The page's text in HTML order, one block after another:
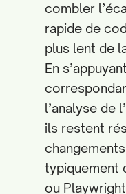
combler
rapide de
plus lent de
En
l’analyse de
ils restent
typiquement
ou